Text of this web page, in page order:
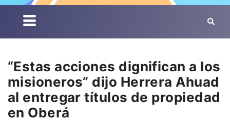
“Estas acciones dignifican a los
misioneros” dijo Herrera Ahuad
al entregar títulos de propiedad
en Oberá